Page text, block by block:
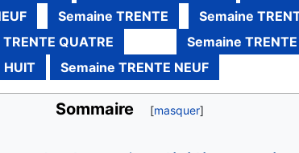
Semaine TRENTE Semaine
QUATRE Semaine
HUIT Semaine TRENTE NEUF
Sommaire